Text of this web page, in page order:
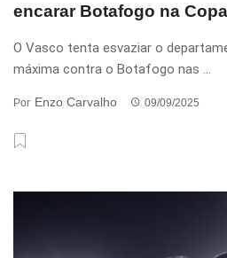
encarar Botafogo na
O Vasco tenta esvaziar o
máxima contra o Botafogo nas ...
Por Enzo Carvalho 09/09/2025